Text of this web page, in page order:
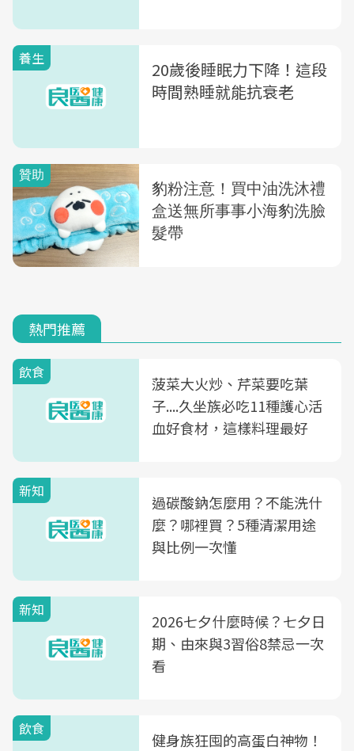
養生
20歲後睡眠力下降！這段
時間熟睡就能抗衰老
熱門推薦
飲食
菠菜大火炒、芹菜要吃葉
子....久坐族必吃11種護心活
血好食材，這樣料理最好
新知
過碳酸鈉怎麼用？不能洗什
麼？哪裡買？5種清潔用途
與比例一次懂
新知
2026七夕什麼時候？七夕日
期、由來與3習俗8禁忌一次
看
飲食
健身族狂囤的高蛋白神物！